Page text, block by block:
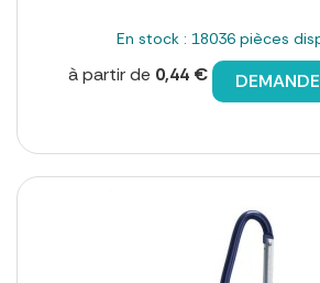
En stock : 18036 pièces
à partir de 0,44 €